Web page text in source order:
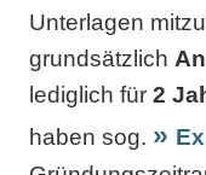
Unterlagen
grundsätzlich
lediglich für 2
haben sog.